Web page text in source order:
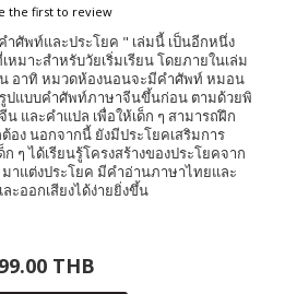
the first to review
ศัพท์และประโยค " เล่มนี้ เป็นอีกหนึ่ง
มาะสำหรับวัยเริ่มเรียน โดยภายในเล่ม
อาทิ หมวดห้องนอนจะมีคำศัพท์ หมอน
ปแบบคำศัพท์ภาษาจีนขึ้นก่อน ตามด้วยพิ
และคำแปล เพื่อให้เด็ก ๆ สามารถฝึก
อง นอกจากนี้ ยังมีประโยคเสริมการ
ๆ ได้เรียนรู้โครงสร้างของประโยคจาก
าแต่งประโยค มีคำอ่านภาษาไทยและ
ะออกเสียงได้ง่ายยิ่งขึ้น
THB